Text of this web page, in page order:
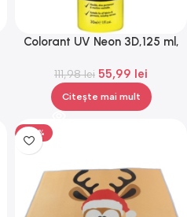
Colorant UV Neon 3D,125 ml,
111,98lei 55,99 lei
Citește mai mult
-50%